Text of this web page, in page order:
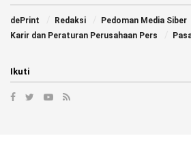
dePrint Redaksi
Pedoman Media Siber
Karir dan Peraturan Perusahaan Pers
Ikuti